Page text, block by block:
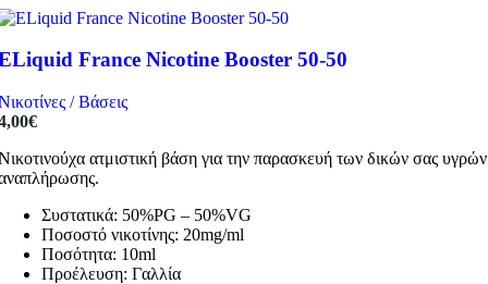
France Nicotine Booster 50-50
/ Βάσεις
€
ατμιστική βάση για την παρασκευή των δικών σας υγρών
Συστατικά: 50%PG – 50%VG
Ποσοστό νικοτίνης: 20mg/ml
Ποσότητα: 10ml
Προέλευση: Γαλλία